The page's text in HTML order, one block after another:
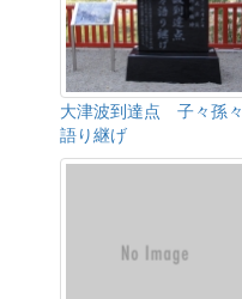
大津波到達点 子々孫々
語り継げ